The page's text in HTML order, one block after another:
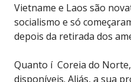
Vietname e Laos são
socialismo e só
depois da retirada dos
Quanto í Coreia do
disponíveis. Aliás, a sua